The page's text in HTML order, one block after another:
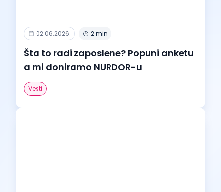
02.06.2026. 2 min
Šta to radi zaposlene? Popuni anketu
a mi doniramo NURDOR-u
Vesti